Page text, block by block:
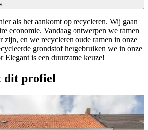
als het aankomt op recycleren. Wij gaan
economie. Vandaag ontwerpen we ramen
zijn, en we recycleren oude ramen in onze
grondstof hergebruiken we in onze
Elegant is een duurzame keuze!
dit profiel